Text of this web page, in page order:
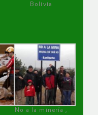
Bolivia
No a la minería ,